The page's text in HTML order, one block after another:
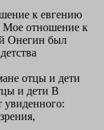
к евгению
Мое отношение к
Онегин был
отцы и дети
и дети В
увиденного: